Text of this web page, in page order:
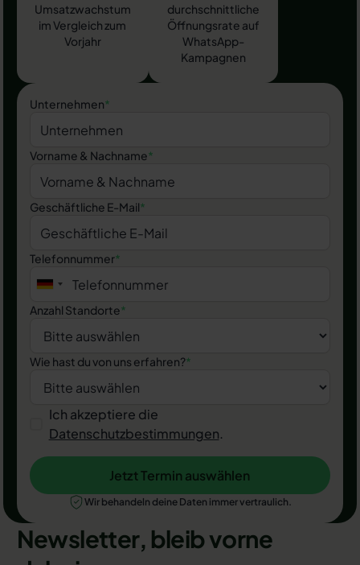
Umsatzwachstum
im Vergleich zum
Vorjahr
durchschnittliche
Öffnungsrate auf
WhatsApp-
Kampagnen
Unternehmen*
Vorname & Nachname*
Geschäftliche E-Mail*
Telefonnummer*
Anzahl Standorte*
Wie hast du von uns erfahren?*
Ich akzeptiere die
Datenschutzbestimmungen.
Jetzt Termin auswählen
Jetzt Termin auswählen
Wir behandeln deine Daten immer vertraulich.
Newsletter, bleib vorne